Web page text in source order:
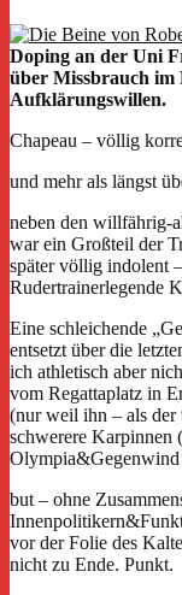
Doping an der Uni
über Missbrauch im
Aufklärungswillen.
Chapeau – völlig
und mehr als längst
neben den willfährig-
war ein Großteil der
später völlig indolent
Rudertrainerlegende
Eine schleichende
entsetzt über die
ich athletisch aber
vom Regattaplatz in
(nur weil ihn – als der
schwerere Karpinnen
Olympia&Gegenwind
but – ohne
vor der Folie des
nicht zu Ende. Punkt.